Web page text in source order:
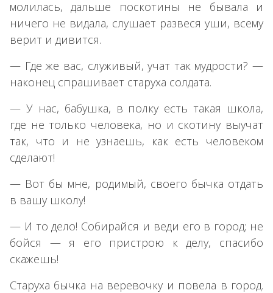
молилась, дальше поскотины не бывала и
ничего не видала, слушает развеся уши, всему
верит и дивится.
— Где же вас, служивый, учат так мудрости? —
наконец спрашивает старуха солдата.
— У нас, бабушка, в полку есть такая школа,
где не только человека, но и скотину выучат
так, что и не узнаешь, как есть человеком
сделают!
— Вот бы мне, родимый, своего бычка отдать
в вашу школу!
— И то дело! Собирайся и веди его в город; не
бойся — я его пристрою к делу, спасибо
скажешь!
Старуха бычка на веревочку и повела в город.